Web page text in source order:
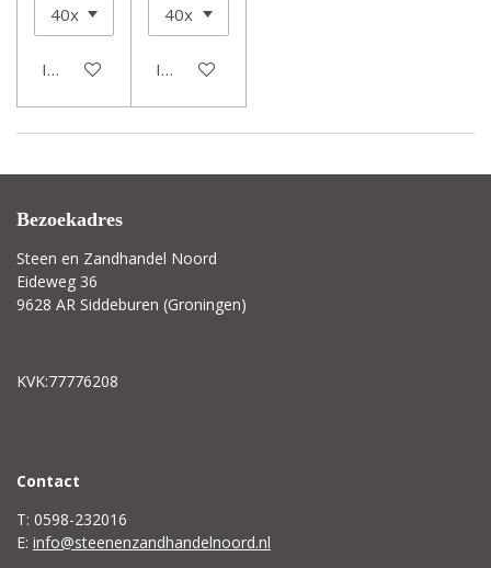
In winkelwagen In winkelwagen
Bezoekadres
Steen en Zandhandel Noord
Eideweg 36
9628 AR Siddeburen (Groningen)
KVK:77776208
Contact
T: 0598-232016
E: info@steenenzandhandelnoord.nl